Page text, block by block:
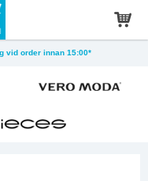
vid order innan 15:00*